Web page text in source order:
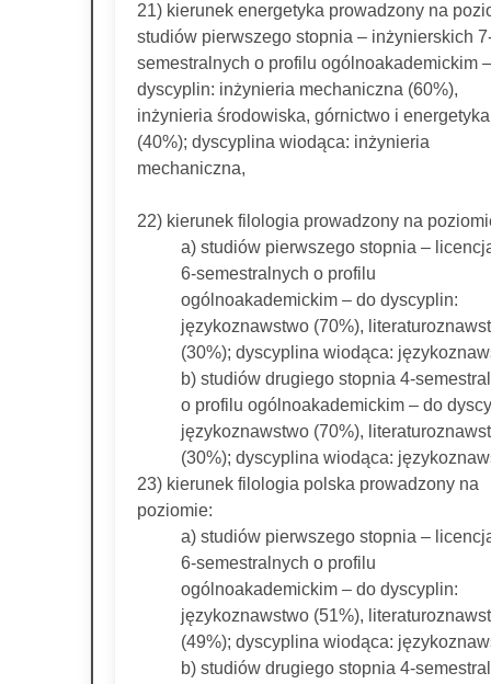
21) kierunek energetyka prowadzony na
studiów pierwszego stopnia – inżynierskich
semestralnych o profilu ogólnoakademickim
dyscyplin: inżynieria mechaniczna (60%),
inżynieria środowiska, górnictwo i energetyka
(40%); dyscyplina wiodąca: inżynieria
mechaniczna,
22) kierunek filologia prowadzony na
a) studiów pierwszego stopnia –
6-semestralnych o profilu
ogólnoakademickim – do dyscyplin:
językoznawstwo (70%),
(30%); dyscyplina wiodąca:
b) studiów drugiego stopnia 4-
o profilu ogólnoakademickim – do
językoznawstwo (70%),
(30%); dyscyplina wiodąca:
23) kierunek filologia polska prowadzony na
poziomie:
a) studiów pierwszego stopnia –
6-semestralnych o profilu
ogólnoakademickim – do dyscyplin:
językoznawstwo (51%),
(49%); dyscyplina wiodąca:
b) studiów drugiego stopnia 4-